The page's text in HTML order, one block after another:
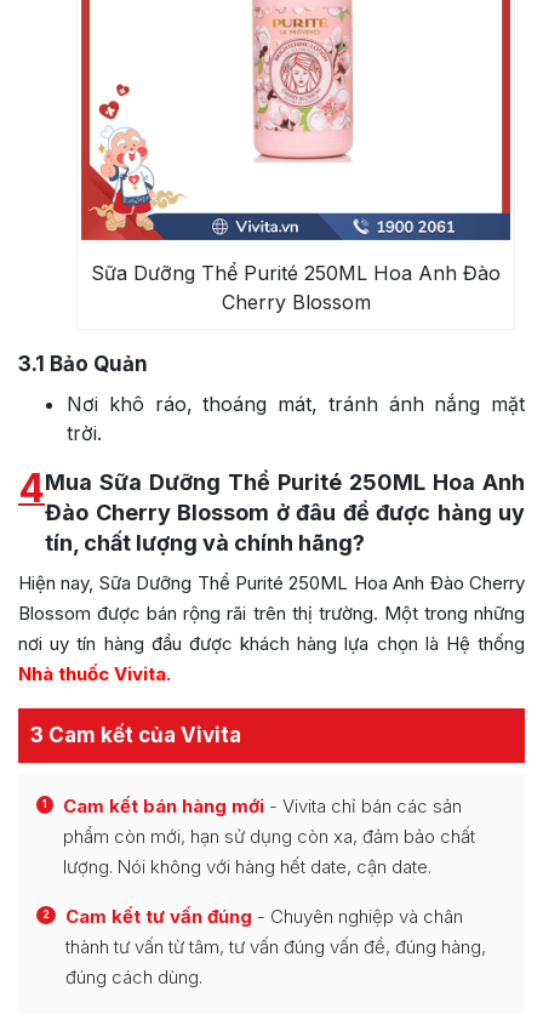
Sữa Dưỡng Thể Purité 250ML Hoa Anh Đào
Cherry Blossom
3.1 Bảo Quản
Nơi khô ráo, thoáng mát, tránh ánh nắng mặt
trời.
4Mua Sữa Dưỡng Thể Purité 250ML Hoa Anh
Đào Cherry Blossom ở đâu để được hàng uy
tín, chất lượng và chính hãng?
Hiện nay, Sữa Dưỡng Thể Purité 250ML Hoa Anh Đào Cherry
Blossom được bán rộng rãi trên thị trường. Một trong những
nơi uy tín hàng đầu được khách hàng lựa chọn là Hệ thống
Nhà thuốc Vivita.
3 Cam kết của Vivita
1 Cam kết bán hàng mới - Vivita chỉ bán các sản
phẩm còn mới, hạn sử dụng còn xa, đảm bảo chất
lượng. Nói không với hàng hết date, cận date.
2 Cam kết tư vấn đúng - Chuyên nghiệp và chân
thành tư vấn từ tâm, tư vấn đúng vấn đề, đúng hàng,
đúng cách dùng.